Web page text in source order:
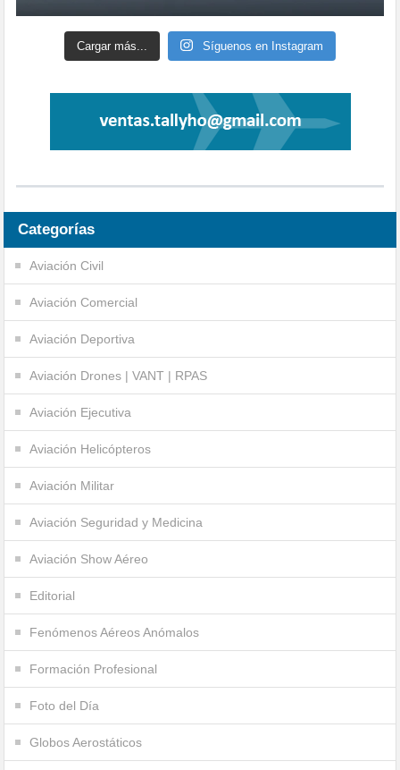
Cargar más... Síguenos en Instagram
Categorías
Aviación Civil
Aviación Comercial
Aviación Deportiva
Aviación Drones | VANT | RPAS
Aviación Ejecutiva
Aviación Helicópteros
Aviación Militar
Aviación Seguridad y Medicina
Aviación Show Aéreo
Editorial
Fenómenos Aéreos Anómalos
Formación Profesional
Foto del Día
Globos Aerostáticos